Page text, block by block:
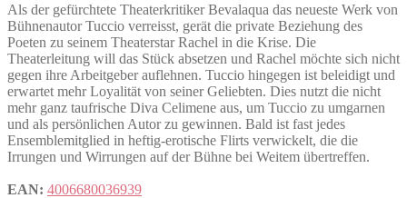
Als der gefürchtete Theaterkritiker Bevalaqua das neueste Werk von
Bühnenautor Tuccio verreisst, gerät die private Beziehung des
Poeten zu seinem Theaterstar Rachel in die Krise. Die
Theaterleitung will das Stück absetzen und Rachel möchte sich nicht
gegen ihre Arbeitgeber auflehnen. Tuccio hingegen ist beleidigt und
erwartet mehr Loyalität von seiner Geliebten. Dies nutzt die nicht
mehr ganz taufrische Diva Celimene aus, um Tuccio zu umgarnen
und als persönlichen Autor zu gewinnen. Bald ist fast jedes
Ensemblemitglied in heftig-erotische Flirts verwickelt, die die
Irrungen und Wirrungen auf der Bühne bei Weitem übertreffen.
EAN: 4006680036939